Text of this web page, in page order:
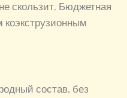
скользит. Бюджетная
состав, без